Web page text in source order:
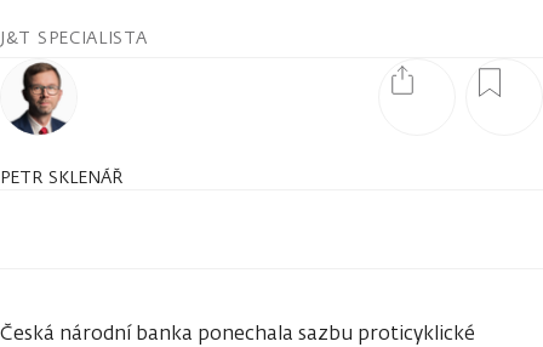
J&T SPECIALISTA
PETR SKLENÁŘ
Česká národní banka ponechala sazbu proticyklické